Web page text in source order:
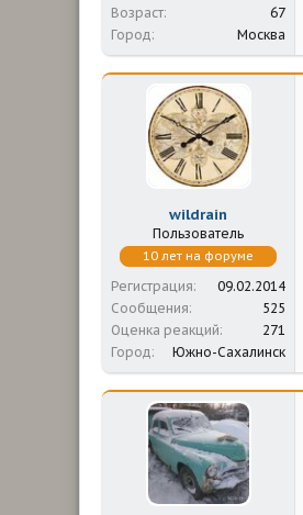
Возраст
67
Город
Москва
wildrain
Пользователь
10 лет на форуме
Регистрация
09.02.2014
Сообщения
525
Оценка реакций
271
Город
Южно-Сахалинск